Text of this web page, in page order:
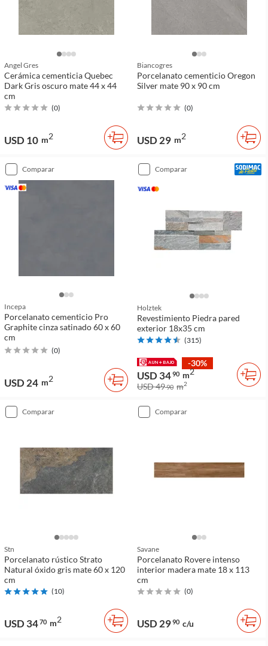
Angel Gres
Cerámica cementicia Quebec
Dark Gris oscuro mate 44 x 44
cm
(0)
USD 10 m2
Biancogres
Porcelanato cementicio Oregon
Silver mate 90 x 90 cm
(0)
USD 29 m2
comparar
Incepa
Porcelanato cementicio Pro
Graphite cinza satinado 60 x 60
cm
(0)
USD 24 m2
comparar
Holztek
Revestimiento Piedra pared
exterior 18x35 cm
(315)
-30%
USD 3490 m2
USD 4990 m2
comparar
Stn
Porcelanato rústico Strato
Natural óxido gris mate 60 x 120
cm
(10)
USD 3470 m2
comparar
Savane
Porcelanato Rovere intenso
interior madera mate 18 x 113
cm
(0)
USD 2990 c/u